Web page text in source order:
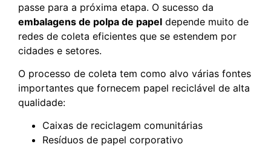
passe para a próxima etapa. O sucesso da
embalagens de polpa de papel depende muito de
redes de coleta eficientes que se estendem por
cidades e setores.
O processo de coleta tem como alvo várias fontes
importantes que fornecem papel reciclável de alta
qualidade:
Caixas de reciclagem comunitárias
Resíduos de papel corporativo